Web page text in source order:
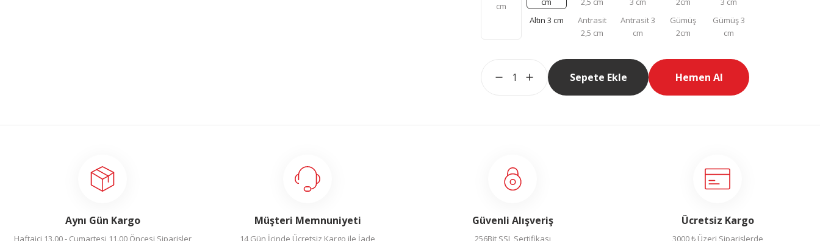
cm
Sepete Ekle Hemen Al
Aynı Gün Kargo
Haftaiçi 13.00 - Cumartesi 11.00 Öncesi Siparişler
Müşteri Memnuniyeti
14 Gün İçinde Ücretsiz Kargo ile İade
Güvenli Alışveriş
256Bit SSL Sertifikası
Ücretsiz Kargo
3000 ₺ Üzeri Siparişlerde